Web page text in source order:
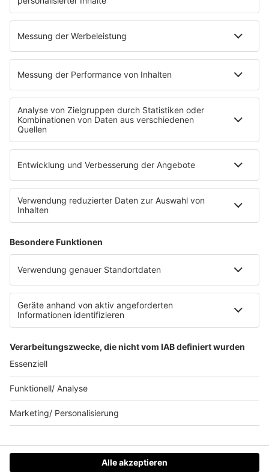
Todesursache
Niemand muss ein Promi sein
PROGRAMM
Mit den Waffeln einer Frau
SERVICE
Empfang
barba radio App
Impressum
Datenschutz Facebook & Instagram
Datenschutzeinstellungen
Clubbedingungen
Werbung schalten
Waffel-Werbepartner
80s80s.de
90s90s.de
Schlagerplanetradio.com
1deutsch.de
WEIHNACHTSMUSIK.FM
© barba radio. Ein Baby von Barbara Schöneberger und
REGIOCAST.